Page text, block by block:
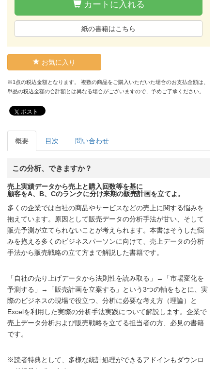
カートに入れる
紙の書籍はこちら
お気に入り
※1点の税込金額となります。 複数の商品をご購入いただいた場合のお支払金額は、
単品の税込金額の合計額とは異なる場合がございますので、予めご了承ください。
ポスト
概要 目次 問い合わせ
この分析、できますか？
売上実績データから売上と購入回数等を基に
顧客をA、B、Cのランクに分け来期の販売計画を立てよ。
多くの企業では自社の商品やサービスなどの売上に関する悩みを
抱えています。原因として販売データの分析手法が甘い、そして
販売予測が立てられないことが考えられます。本書はそうした悩
みを抱える多くのビジネスパーソンに向けて、売上データの分析
手法から販売戦略の立て方まで解説した書籍です。
「自社の売り上げデータから法則性を読み取る」→「市場変化を
予測する」→「販売計画を立案する」という3つの軸をもとに、実
際のビジネスの現場で役立つ、分析に必要な考え方（理論）と
Excelを利用した実際の分析手法実践について解説します。企業で
売上データ分析および販売戦略を立てる担当者の方、必見の書籍
です。
※読者特典として、多様な統計処理ができるアドインもダウンロ